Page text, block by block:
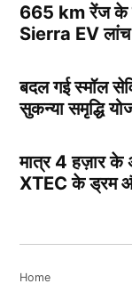
665 km रेंज के
Sierra EV लांच
बदल गई स्मॉल
सुकन्या समृद्धि
मात्र 4 हज़ार
XTEC के ड्रम
Home